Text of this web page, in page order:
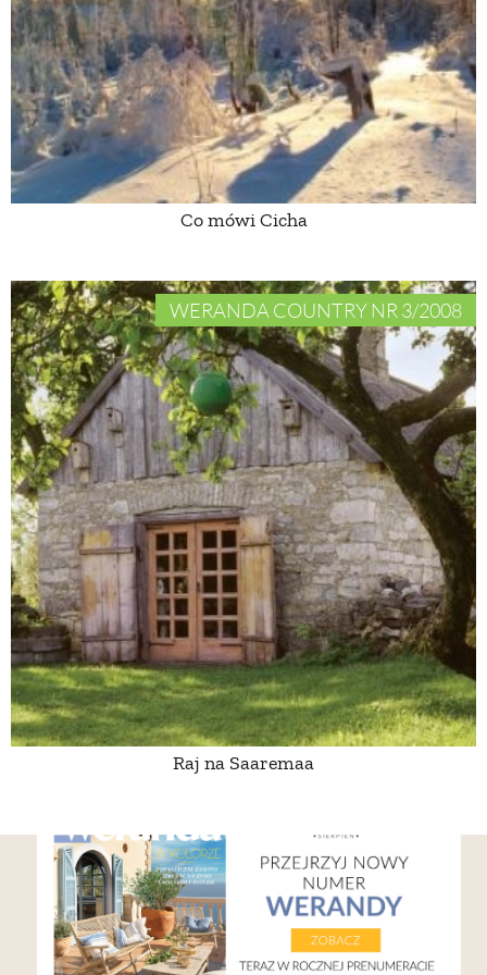
Co mówi Cicha
WERANDA COUNTRY NR 3/2008
Raj na Saaremaa
PRZETWORY
INNE